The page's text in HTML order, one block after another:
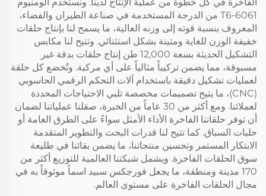
6061-T6 من الدرجة المستخدمة في صناعة الطيران والفضاء،
المعروف بنسبة قوته إلى وزنه العالية، ما يسمح لنا بإنتاج حلقات
خفيفة الوزن للغاية ومتينة بشكل استثنائي. وتتيح لنا مكابس
التشكيل الحديثة بسعة 12,000 طن إنتاج حلقات بدقة غير
مسبوقة، مما يضمن تركيباً مثالياً على أي مركبة. وتُخضع كل حلقة
لعمليات تشكيل دقيقة باستخدام آلات التحكم الرقمي الحاسوبي
(CNC)، ما يتيح تصميمات مخصصة تلبي الاحتياجات المحددة
لعملائنا. ومع أكثر من 30 عاماً من الخبرة، صقلنا عملياتنا لضمان
أن توفر حلقاتنا الفاخرة الأداء الأمثل سواءً على الطرق العامة أو
حلبات السباق. كما تتيح لنا قدرات البحث والتطوير المتقدمة
الابتكار المستمر وتحسين منتجاتنا، ما يضمن بقائنا في طليعة
سوق الحلقات الفاخرة. ويشمل شبكتنا العالمية للتوزيع أكثر من
170 مدينة ومنطقة، ما يجعل فورجكس سبيد اسماً موثوقاً به في
مجال الحلقات الفاخرة على مستوى العالم.